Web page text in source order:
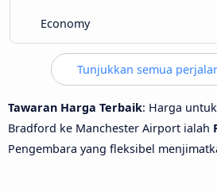
Economy
Tunjukkan semua
Tawaran Harga Terbaik: Harga
Bradford ke Manchester Airport ialah
Pengembara yang fleksibel